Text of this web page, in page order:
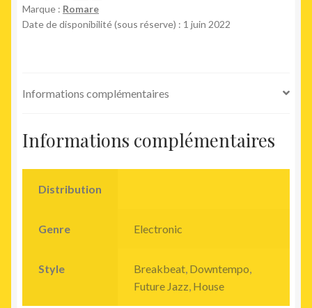
Marque : Romare
Date de disponibilité (sous réserve) : 1 juin 2022
Informations complémentaires
Informations complémentaires
Distribution
Genre Electronic
Style Breakbeat, Downtempo,
Future Jazz, House